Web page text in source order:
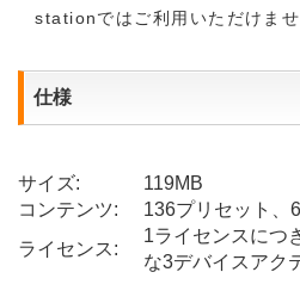
stationではご利用いただけませ
仕様
サイズ:
119MB
コンテンツ:
136プリセット、
ライセンス:
1ライセンスにつ
な3デバイスアク